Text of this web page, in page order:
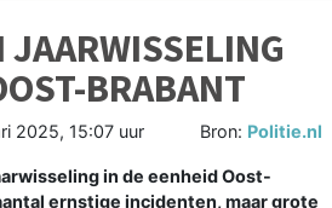
BRABANT
2025, 15:07 uur Bron: Politie.nl
in de eenheid Oost-
ernstige incidenten, maar grote